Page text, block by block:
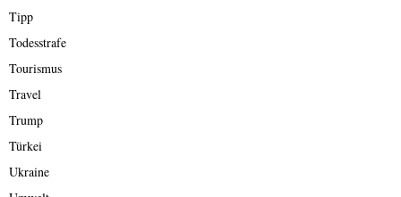
Tipp
Todesstrafe
Tourismus
Travel
Trump
Türkei
Ukraine